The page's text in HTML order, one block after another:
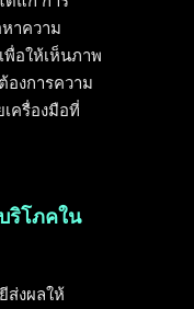
าความ
อให้เห็นภาพ
องการความ
ครื่องมือที่
ริโภคใน
ส่งผลให้